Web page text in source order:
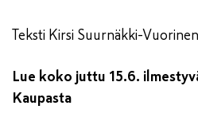
Teksti Kirsi Suurnäkki-
Lue koko juttu 15.6.
Kaupasta